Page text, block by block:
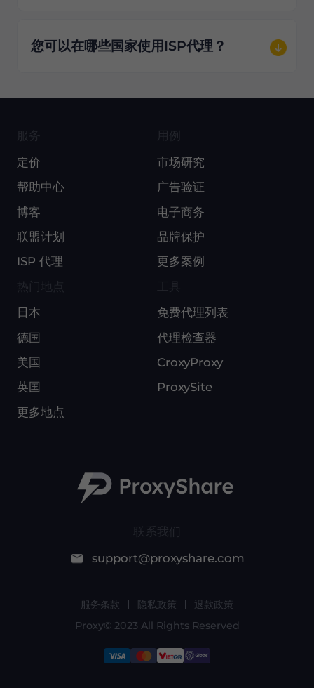
您可以在哪些国家使用ISP代理？
联系我们
support@proxyshare.com
服务
定价
帮助中心
博客
联盟计划
ISP 代理
用例
市场研究
广告验证
电子商务
品牌保护
更多案例
日本
德国
美国
英国
更多地点
免费代理列表
代理检查器
CroxyProxy
ProxySite
服务条款 隐私政策
退款政策
Proxy© 2023 All Rights Reserved